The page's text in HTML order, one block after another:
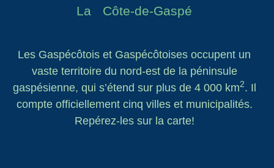
La Côte-de-Gaspé
Les Gaspécôtois et Gaspécôtoises occupent un
vaste territoire du nord-est de la péninsule
gaspésienne, qui s’étend sur plus de 4 000 km2. Il
compte officiellement cinq villes et municipalités.
Repérez-les sur la carte!